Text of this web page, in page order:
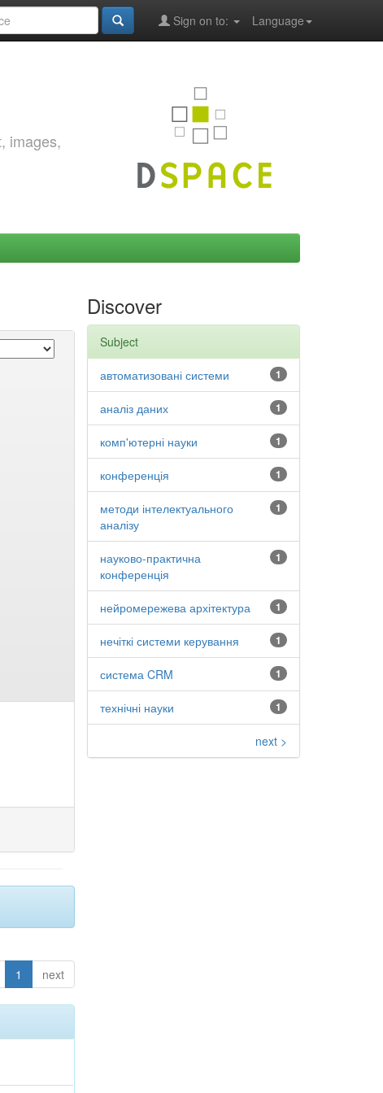
Language
Sign on to:
images,
1 next
Discover
Subject
1
автоматизовані системи
1
аналіз даних
1
комп'ютерні науки
1
конференція
1
методи інтелектуального
аналізу
1
науково-практична
конференція
1
нейромережева архітектура
1
нечіткі системи керування
1
система CRM
1
технічні науки
next >